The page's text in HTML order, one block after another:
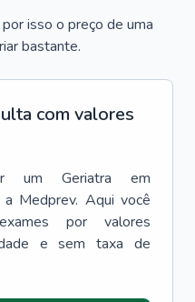
isso o preço de uma
bastante.
com valores
um Geriatra
em
Medprev. Aqui você
por valores
e sem taxa de